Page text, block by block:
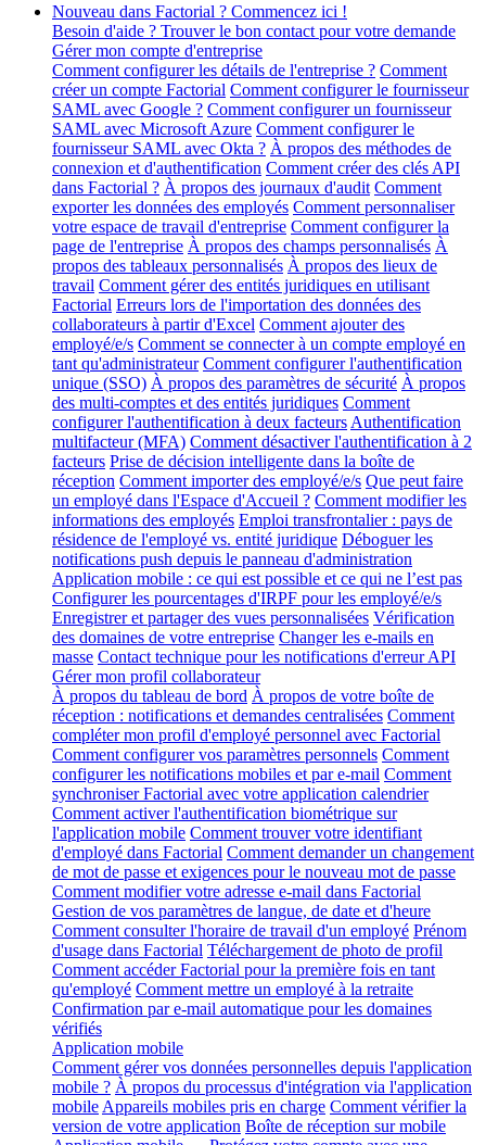
Nouveau dans Factorial ? Commencez ici !
Besoin d'aide ? Trouver le bon contact pour votre demande
Gérer mon compte d'entreprise
Comment configurer les détails de l'entreprise ? Comment
créer un compte Factorial Comment configurer le fournisseur
SAML avec Google ? Comment configurer un fournisseur
SAML avec Microsoft Azure Comment configurer le
fournisseur SAML avec Okta ? À propos des méthodes de
connexion et d'authentification Comment créer des clés API
dans Factorial ? À propos des journaux d'audit Comment
exporter les données des employés Comment personnaliser
votre espace de travail d'entreprise Comment configurer la
page de l'entreprise À propos des champs personnalisés À
propos des tableaux personnalisés À propos des lieux de
travail Comment gérer des entités juridiques en utilisant
Factorial Erreurs lors de l'importation des données des
collaborateurs à partir d'Excel Comment ajouter des
employé/e/s Comment se connecter à un compte employé en
tant qu'administrateur Comment configurer l'authentification
unique (SSO) À propos des paramètres de sécurité À propos
des multi-comptes et des entités juridiques Comment
configurer l'authentification à deux facteurs Authentification
multifacteur (MFA) Comment désactiver l'authentification à 2
facteurs Prise de décision intelligente dans la boîte de
réception Comment importer des employé/e/s Que peut faire
un employé dans l'Espace d'Accueil ? Comment modifier les
informations des employés Emploi transfrontalier : pays de
résidence de l'employé vs. entité juridique Déboguer les
notifications push depuis le panneau d'administration
Application mobile : ce qui est possible et ce qui ne l’est pas
Configurer les pourcentages d'IRPF pour les employé/e/s
Enregistrer et partager des vues personnalisées Vérification
des domaines de votre entreprise Changer les e-mails en
masse Contact technique pour les notifications d'erreur API
Gérer mon profil collaborateur
À propos du tableau de bord À propos de votre boîte de
réception : notifications et demandes centralisées Comment
compléter mon profil d'employé personnel avec Factorial
Comment configurer vos paramètres personnels Comment
configurer les notifications mobiles et par e-mail Comment
synchroniser Factorial avec votre application calendrier
Comment activer l'authentification biométrique sur
l'application mobile Comment trouver votre identifiant
d'employé dans Factorial Comment demander un changement
de mot de passe et exigences pour le nouveau mot de passe
Comment modifier votre adresse e-mail dans Factorial
Gestion de vos paramètres de langue, de date et d'heure
Comment consulter l'horaire de travail d'un employé Prénom
d'usage dans Factorial Téléchargement de photo de profil
Comment accéder Factorial pour la première fois en tant
qu'employé Comment mettre un employé à la retraite
Confirmation par e-mail automatique pour les domaines
vérifiés
Application mobile
Comment gérer vos données personnelles depuis l'application
mobile ? À propos du processus d'intégration via l'application
mobile Appareils mobiles pris en charge Comment vérifier la
version de votre application Boîte de réception sur mobile